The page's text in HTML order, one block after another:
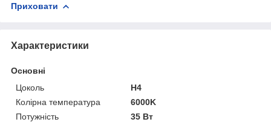
Приховати
Характеристики
Основні
Цоколь
H4
Колірна температура
6000K
Потужність
35 Вт